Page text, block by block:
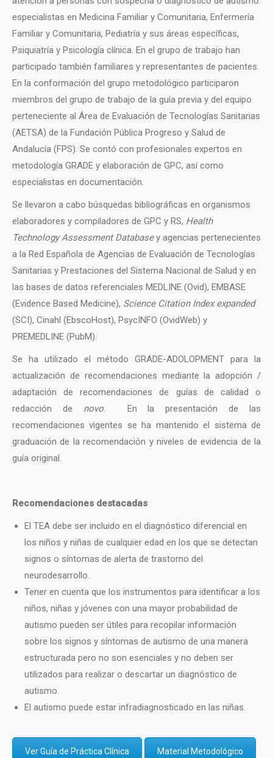
especialistas en Medicina Familiar y Comunitaria, Enfermería
Familiar y Comunitaria, Pediatría y sus áreas específicas,
Psiquiatría y Psicología clínica. En el grupo de trabajo han
participado también familiares y representantes de pacientes.
En la conformación del grupo metodológico participaron
miembros del grupo de trabajo de la guía previa y del equipo
perteneciente al Área de Evaluación de Tecnologías Sanitarias
(AETSA) de la Fundación Pública Progreso y Salud de
Andalucía (FPS). Se contó con profesionales expertos en
metodología GRADE y elaboración de GPC, así como
especialistas en documentación.
Se llevaron a cabo búsquedas bibliográficas en organismos
elaboradores y compiladores de GPC y RS, Health
Technology Assessment Databasey agencias pertenecientes
a la Red Española de Agencias de Evaluación de Tecnologías
Sanitarias y Prestaciones del Sistema Nacional de Salud y en
las bases de datos referenciales MEDLINE (Ovid), EMBASE
(Evidence Based Medicine), Science Citation Index expanded
(SCI), Cinahl (EbscoHost), PsycINFO (OvidWeb) y
PREMEDLINE (PubM).
Se ha utilizado el método GRADE-ADOLOPMENT para la
actualización de recomendaciones mediante la adopción /
adaptación de recomendaciones de guías de calidad o
redacción de novo. En la presentación de las
recomendaciones vigentes se ha mantenido el sistema de
graduación de la recomendación y niveles de evidencia de la
guía original.
Recomendaciones destacadas
El TEA debe ser incluido en el diagnóstico diferencial en
los niños y niñas de cualquier edad en los que se detectan
signos o síntomas de alerta de trastorno del
neurodesarrollo.
Tener en cuenta que los instrumentos para identificar a los
niños, niñas y jóvenes con una mayor probabilidad de
autismo pueden ser útiles para recopilar información
sobre los signos y síntomas de autismo de una manera
estructurada pero no son esenciales y no deben ser
utilizados para realizar o descartar un diagnóstico de
autismo.
El autismo puede estar infradiagnosticado en las niñas.
Ver Guía de Práctica Clínica Material Metodológico